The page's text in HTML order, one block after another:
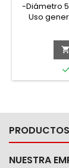
-Diámetro
Uso

PRODUCTOS
NUESTRA